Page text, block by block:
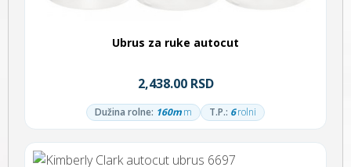
Ubrus za ruke autocut
2,438.00 RSD
Dužina rolne: 160mm T.P.: 6rolni